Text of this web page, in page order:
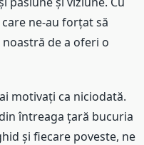
ne-au forțat să
de a oferi o
motivați ca niciodată.
întreaga țară bucuria
și fiecare poveste, ne